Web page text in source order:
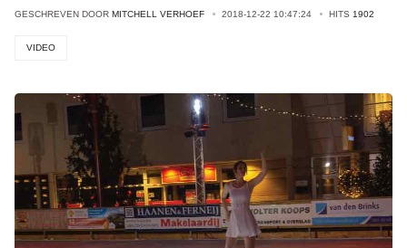
GESCHREVEN DOOR MITCHELL VERHOEF 2018-12-22 10:47:24 HITS 1902
VIDEO